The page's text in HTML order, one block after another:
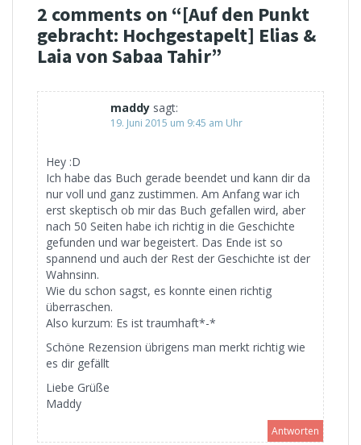
2 comments on “[Auf den Punkt
gebracht: Hochgestapelt] Elias &
Laia von Sabaa Tahir”
maddy sagt:
19. Juni 2015 um 9:45 am Uhr
Hey :D
Ich habe das Buch gerade beendet und kann dir da
nur voll und ganz zustimmen. Am Anfang war ich
erst skeptisch ob mir das Buch gefallen wird, aber
nach 50 Seiten habe ich richtig in die Geschichte
gefunden und war begeistert. Das Ende ist so
spannend und auch der Rest der Geschichte ist der
Wahnsinn.
Wie du schon sagst, es konnte einen richtig
überraschen.
Also kurzum: Es ist traumhaft*-*
Schöne Rezension übrigens man merkt richtig wie
es dir gefällt
Liebe Grüße
Maddy
Antworten